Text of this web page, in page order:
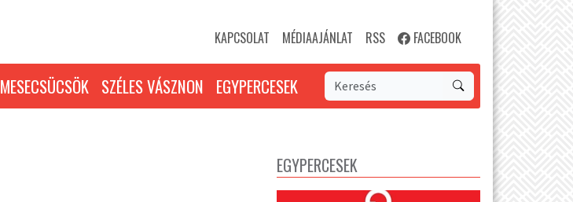
KAPCSOLAT MÉDIAAJÁNLAT RSS FACEBOOK
MESECSÜCSÖK SZÉLES VÁSZNON EGYPERCESEK
EGYPERCESEK